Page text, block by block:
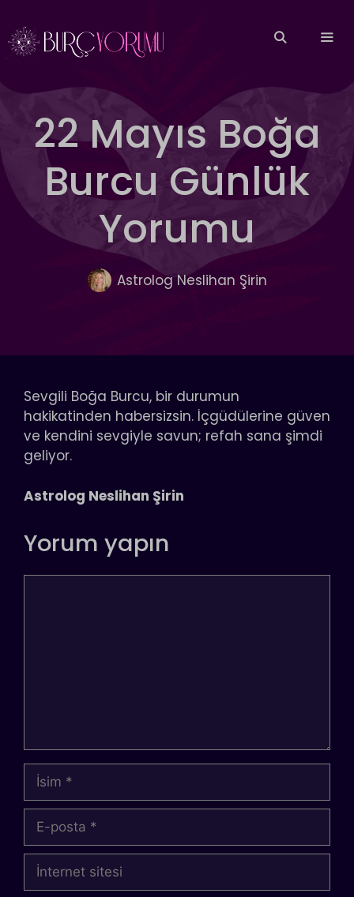
atla
22 Mayıs Boğa
Burcu Günlük
Yorumu
Astrolog Neslihan Şirin
Sevgili Boğa Burcu, bir durumun
hakikatinden habersizsin. İçgüdülerine güven
ve kendini sevgiyle savun; refah sana şimdi
geliyor.
Astrolog Neslihan Şirin
Yorum yapın
İsim
posta
İnternet
sitesi